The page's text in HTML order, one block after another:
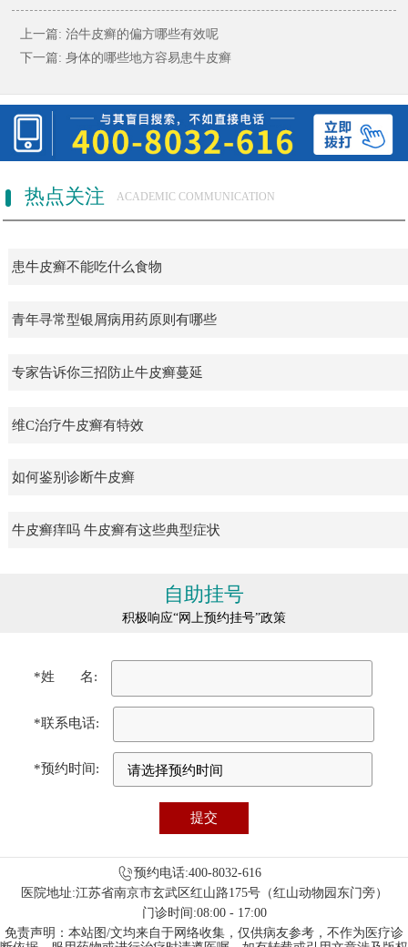
上一篇: 治牛皮癣的偏方哪些有效呢
下一篇: 身体的哪些地方容易患牛皮癣
热点关注 ACADEMIC COMMUNICATION
患牛皮癣不能吃什么食物
青年寻常型银屑病用药原则有哪些
专家告诉你三招防止牛皮癣蔓延
维C治疗牛皮癣有特效
如何鉴别诊断牛皮癣
牛皮癣痒吗 牛皮癣有这些典型症状
自助挂号
积极响应“网上预约挂号”政策
*姓 名:
*联系电话:
*预约时间:
预约电话:400-8032-616
医院地址:江苏省南京市玄武区红山路175号（红山动物园东门旁）
门诊时间:08:00 - 17:00
免责声明：本站图/文均来自于网络收集，仅供病友参考，不作为医疗诊